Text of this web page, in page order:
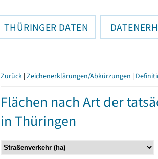
THÜRINGER DATEN
Zurück | Zeichenerklärungen/Abkürzungen |
Flächen nach Art der
in Thüringen